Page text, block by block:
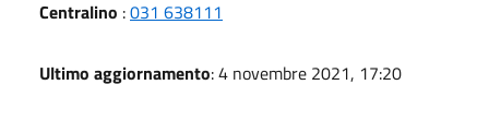
Centralino :031 638111
Ultimo aggiornamento: 4 novembre 2021, 17:20